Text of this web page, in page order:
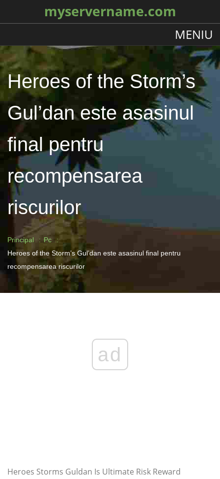
myservername.com
MENIU
Heroes of the Storm’s
Gul’dan este asasinul
final pentru
recompensarea
riscurilor
Principal
Pc
Heroes of the Storm’s Gul’dan este asasinul final pentru
recompensarea riscurilor
ad
Heroes Storms Guldan Is Ultimate Risk Reward